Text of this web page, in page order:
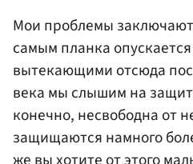
Мои проблемы
самым планка
вытекающими отсюда
века мы слышим на
конечно, несвободна от
защищаются намного